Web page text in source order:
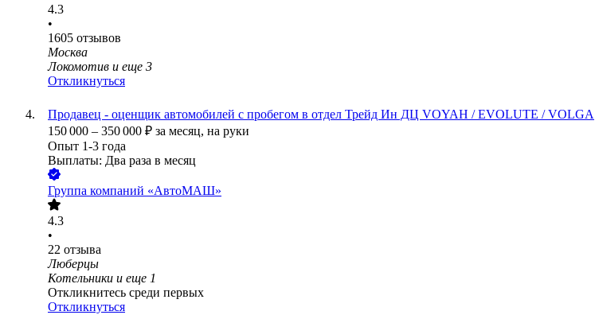
4.3
•
1605 отзывов
Москва
Локомотив и еще 3
Откликнуться
Продавец - оценщик автомобилей с пробегом в отдел Трейд Ин ДЦ VOYAH / EVOLUTE / VOLGA
150 000 – 350 000 ₽ за месяц, на руки
Опыт 1-3 года
Выплаты: Два раза в месяц
Группа компаний «АвтоМАШ»
4.3
•
22 отзыва
Люберцы
Котельники и еще 1
Откликнитесь среди первых
Откликнуться